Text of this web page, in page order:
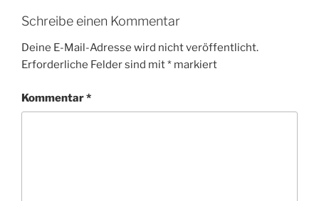
Schreibe einen Kommentar
Deine E-Mail-Adresse wird nicht veröffentlicht.
Erforderliche Felder sind mit* markiert
Kommentar*